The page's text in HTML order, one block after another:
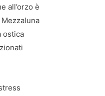
all’orzo è
ostica